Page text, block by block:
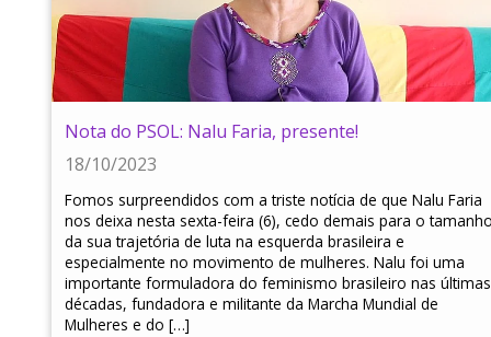
Nota do PSOL: Nalu Faria, presente!
18/10/2023
Fomos surpreendidos com a triste notícia de que Nalu Faria
nos deixa nesta sexta-feira (6), cedo demais para o
da sua trajetória de luta na esquerda brasileira e
especialmente no movimento de mulheres. Nalu foi uma
importante formuladora do feminismo brasileiro nas últimas
décadas, fundadora e militante da Marcha Mundial de
Mulheres e do […]